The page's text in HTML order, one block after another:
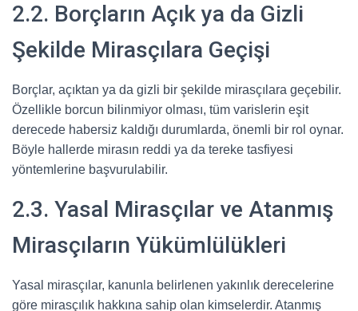
2.2. Borçların Açık ya da Gizli
Şekilde Mirasçılara Geçişi
Borçlar, açıktan ya da gizli bir şekilde mirasçılara geçebilir.
Özellikle borcun bilinmiyor olması, tüm varislerin eşit
derecede habersiz kaldığı durumlarda, önemli bir rol oynar.
Böyle hallerde mirasın reddi ya da tereke tasfiyesi
yöntemlerine başvurulabilir.
2.3. Yasal Mirasçılar ve Atanmış
Mirasçıların Yükümlülükleri
Yasal mirasçılar, kanunla belirlenen yakınlık derecelerine
göre mirasçılık hakkına sahip olan kimselerdir. Atanmış